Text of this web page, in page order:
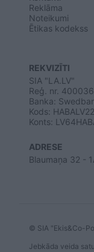
Reklāma
Noteikumi
Ētikas kodekss
REKVIZĪTI
SIA "LA.LV"
Reģ. nr.
Banka:
Kods: HABALV22
Konts:
ADRESE
Blaumaņa 32 -
© SIA "Ekis&Co-
Jebkāda veida